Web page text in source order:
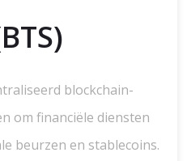
blockchain-
om financiële diensten
beurzen en stablecoins.